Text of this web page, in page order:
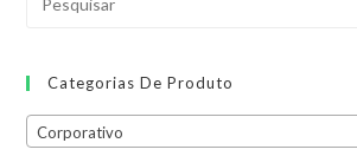
Categorias De Produto
Corporativo